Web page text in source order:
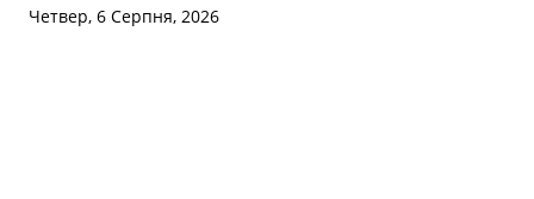
Четвер, 6 Серпня, 2026